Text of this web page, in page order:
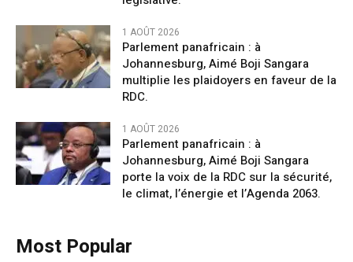
1 AOÛT 2026
Parlement panafricain : à
Johannesburg, Aimé Boji Sangara
multiplie les plaidoyers en faveur de la
RDC.
1 AOÛT 2026
Parlement panafricain : à
Johannesburg, Aimé Boji Sangara
porte la voix de la RDC sur la sécurité,
le climat, l’énergie et l’Agenda 2063.
Most Popular